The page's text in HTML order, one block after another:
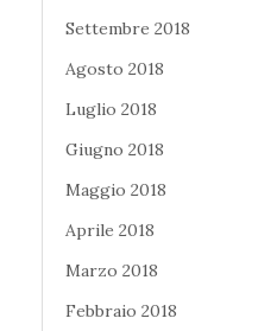
Settembre 2018
Agosto 2018
Luglio 2018
Giugno 2018
Maggio 2018
Aprile 2018
Marzo 2018
Febbraio 2018